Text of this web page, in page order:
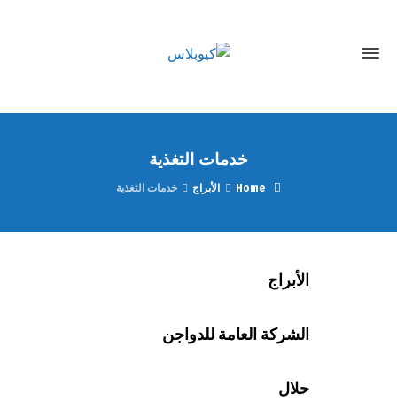
خدمات التغذية
Home الأبراج خدمات التغذية
الأبراج
الشركة العامة للدواجن
حلال